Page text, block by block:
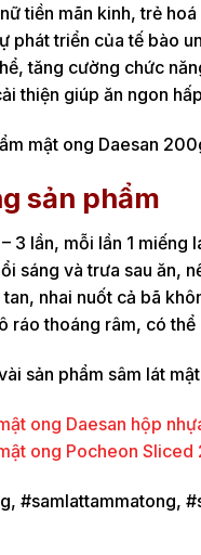
tiền mãn kinh, trẻ
phát triển của tế bào
tăng cường chức
thiện giúp ăn ngon
sản phẩm
3 lần, mỗi lần 1 miếng
sáng và trưa sau ăn,
nhai nuốt cả bã
ráo thoáng râm, có
sản phẩm sâm lát
ong Daesan hộp
ong Pocheon Sliced
#samlattammatong,